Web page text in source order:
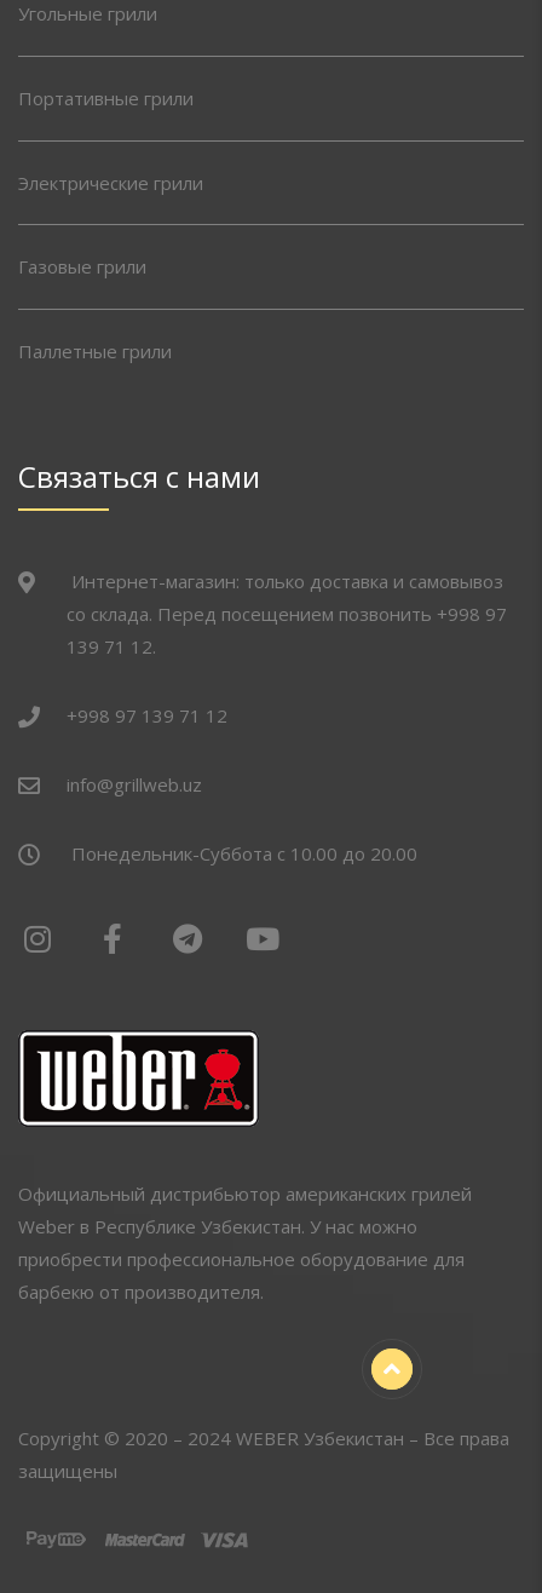
Угольные грили
Портативные грили
Электрические грили
Газовые грили
Паллетные грили
Связаться с нами
Интернет-магазин: только доставка и самовывоз
со склада. Перед посещением позвонить +998 97
139 71 12.
+998 97 139 71 12
info@grillweb.uz
Понедельник-Суббота с 10.00 до 20.00
Официальный дистрибьютор американских грилей
Weber в Республике Узбекистан. У нас можно
приобрести профессиональное оборудование для
барбекю от производителя.
Copyright © 2020 – 2024 WEBER Узбекистан – Все права
защищены